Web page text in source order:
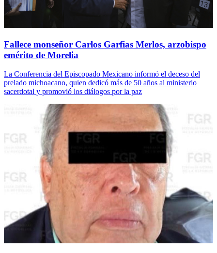
Fallece monseñor Carlos Garfias Merlos, arzobispo
emérito de Morelia
La Conferencia del Episcopado Mexicano informó el deceso del
prelado michoacano, quien dedicó más de 50 años al ministerio
sacerdotal y promovió los diálogos por la paz